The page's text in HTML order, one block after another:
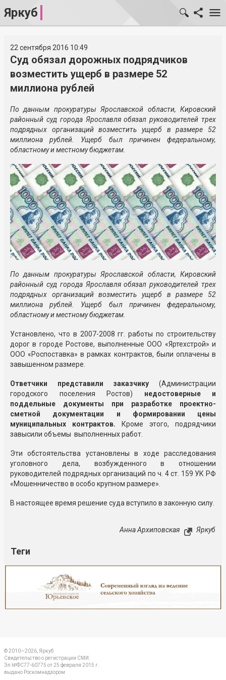
Яркуб
22 сентября 2016 10:49
Суд обязал дорожных подрядчиков
возместить ущерб в размере 52
миллиона рублей
По данным прокуратуры Ярославской области, Кировский
районный суд города Ярославля обязал руководителей трех
подрядных организаций возместить ущерб в размере 52
миллиона рублей. Ущерб был причинен федеральному,
областному и местному бюджетам.
По данным прокуратуры Ярославской области, Кировский
районный суд города Ярославля обязал руководителей трех
подрядных организаций возместить ущерб в размере 52
миллиона рублей. Ущерб был причинен федеральному,
областному и местному бюджетам.
Установлено, что в 2007-2008 гг. работы по строительству
дорог в городе Ростове, выполненные ООО «Яртехстрой» и
ООО «Роспоставка» в рамках контрактов, были оплачены в
завышенном размере.
Ответчики представили заказчику (Администрации
городского поселения Ростов) недостоверные и
поддельные документы при разработке проектно-
сметной документации и формировании цены
муниципальных контрактов.
Кроме этого, подрядчики
завысили объемы выполненных работ.
Эти обстоятельства установлены в ходе расследования
уголовного дела, возбужденного в отношении
руководителей подрядных организаций по ч. 4 ст. 159 УК РФ
«Мошенничество в особо крупном размере».
В настоящее время решение суда вступило в законную силу.
Анна Архиповская Яркуб
Теги
© 2010—2026, Яркуб
Свидетельство о регистрации СМИ:
Эл №ФС77-60775 от 25 февраля 2015 г.
выдано Роскомнадзором